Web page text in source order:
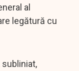
al
legătură cu
subliniat,